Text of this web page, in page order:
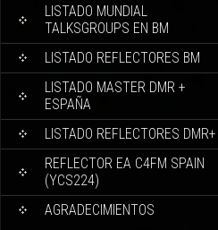
LISTADO MUNDIAL
TALKSGROUPS EN BM
LISTADO REFLECTORES BM
LISTADO MASTER DMR +
ESPAÑA
LISTADO REFLECTORES DMR+
REFLECTOR EA C4FM SPAIN
(YCS224)
AGRADECIMIENTOS